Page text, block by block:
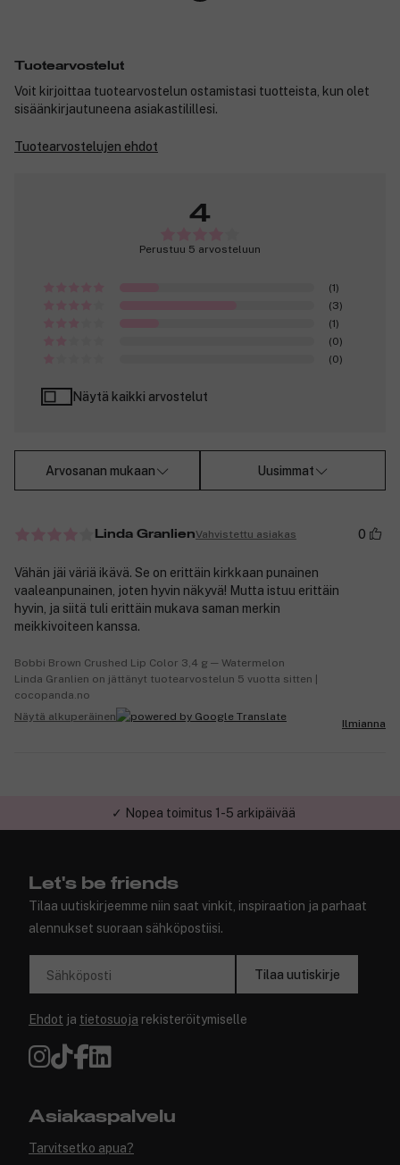
Tuotearvostelut
Voit kirjoittaa tuotearvostelun ostamistasi tuotteista, kun olet
sisäänkirjautuneena asiakastilillesi.
Tuotearvostelujen ehdot
4
Perustuu 5 arvosteluun
(1)
(3)
(1)
(0)
(0)
Näytä kaikki arvostelut
Arvosanan mukaan Uusimmat
Linda GranlienVahvistettu asiakas 0
Vähän jäi väriä ikävä. Se on erittäin kirkkaan punainen
vaaleanpunainen, joten hyvin näkyvä! Mutta istuu erittäin
hyvin, ja siitä tuli erittäin mukava saman merkin
meikkivoiteen kanssa.
Bobbi Brown Crushed Lip Color 3,4 g ─ Watermelon
Linda Granlien on jättänyt tuotearvostelun 5 vuotta sitten |
cocopanda.no
Näytä alkuperäinen
Ilmianna
✓ Turvallinen verkkokauppa
Let's be friends
Tilaa uutiskirjeemme niin saat vinkit, inspiraation ja parhaat
alennukset suoraan sähköpostiisi.
Sähköposti Tilaa uutiskirje
Ehdot ja tietosuoja rekisteröitymiselle
Asiakaspalvelu
Tarvitsetko apua?